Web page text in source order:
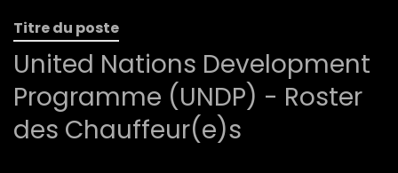
Titre du poste
United Nations Development
Programme (UNDP) - Roster
des Chauffeur(e)s